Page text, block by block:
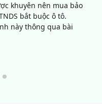
khuyên nên mua bảo
bắt buộc ô tô.
này thông qua bài